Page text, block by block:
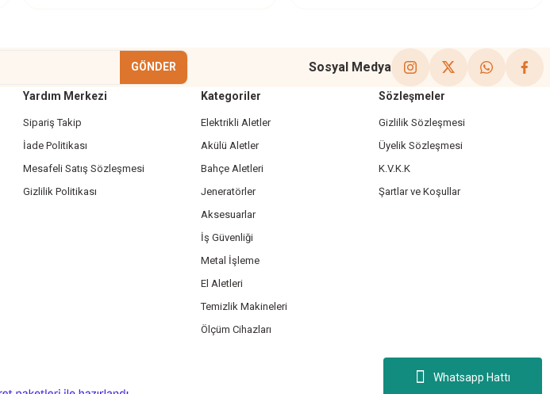
Whatsapp Hattı
Gönder
GÖNDER Sosyal Medya
Yardım Merkezi
Sipariş Takip
İade Politikası
Mesafeli Satış Sözleşmesi
Gizlilik Politikası
Kategoriler
Elektrikli Aletler
Akülü Aletler
Bahçe Aletleri
Jeneratörler
Aksesuarlar
İş Güvenliği
Metal İşleme
El Aletleri
Temizlik Makineleri
Ölçüm Cihazları
Sözleşmeler
Gizlilik Sözleşmesi
Üyelik Sözleşmesi
K.V.K.K
Şartlar ve Koşullar